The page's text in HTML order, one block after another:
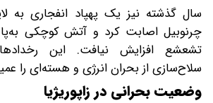
سال گذشته نیز یک پهپاد انفجاری به
چرنوبیل اصابت کرد و آتش کوچکی
تشعشع افزایش نیافت. این رخدادها
سلاح‌سازی از بحران انرژی و هسته‌ای را
وضعیت بحرانی در زاپوریژیا